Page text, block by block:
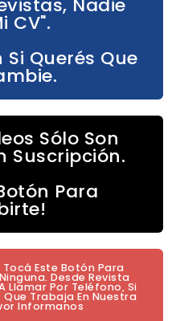
Nadie
CV".
Querés Que
Sólo Son
Suscripción.
Para
Este Botón Para
Desde Revista
Llamar Por Teléfono, Si
Trabaja En Nuestra
Informanos